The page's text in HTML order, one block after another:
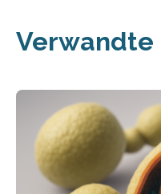
Verwandte